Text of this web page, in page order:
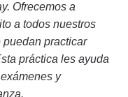
Ofrecemos a
a todos nuestros
practicar
práctica les ayuda
y